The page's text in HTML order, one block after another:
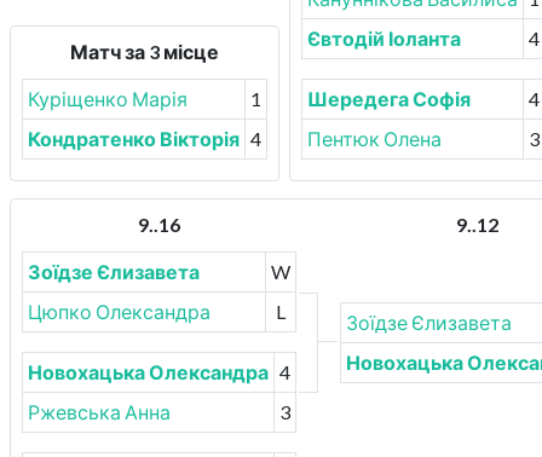
Матч за 3 місце
Куріщенко Марія
1
Кондратенко Вікторія 4
Євтодій Іоланта
4
Шередега Софія
4
Пентюк Олена
3
9..16 9..12
Зоїдзе Єлизавета
W
Цюпко Олександра
L
Новохацька Олександра 4
Ржевська Анна
3
Зоїдзе Єлизавета
Новохацька